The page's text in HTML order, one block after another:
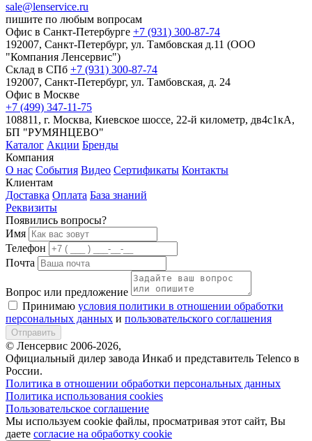
sale@lenservice.ru
пишите по любым вопросам
Офис в Санкт-Петербурге +7 (931) 300-87-74
192007, Санкт-Петербург, ул. Тамбовская д.11 (ООО
"Компания Ленсервис")
Склад в СПб +7 (931) 300-87-74
192007, Санкт-Петербург, ул. Тамбовская, д. 24
Офис в Москве
+7 (499) 347-11-75
108811, г. Москва, Киевское шоссе, 22-й километр, дв4с1кА,
БП "РУМЯНЦЕВО"
Каталог Акции Бренды
Компания
О нас События Видео Сертификаты Контакты
Клиентам
Доставка Оплата База знаний
Реквизиты
Появились вопросы?
Имя
Телефон
Почта
Вопрос или предложение
Принимаю условия политики в отношении обработки
персональных данных и пользовательского соглашения
Отправить
© Ленсервис 2006-2026,
Официальный дилер завода Инкаб и представитель Telenco в
России.
Политика в отношении обработки персональных данных
Политика использования cookies
Пользовательское соглашение
Мы используем cookie файлы, просматривая этот сайт, Вы
даете согласие на обработку cookie